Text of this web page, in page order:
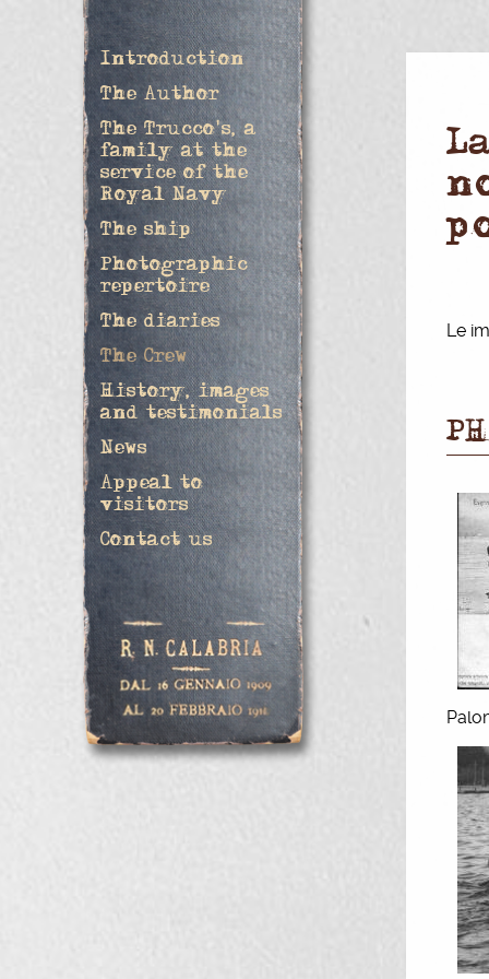
Introduction
The Author
The Trucco's, a
family at the
service of the
Royal Navy
The ship
Photographic
repertoire
The diaries
The Crew
History, images
and testimonials
News
Appeal to
visitors
Contact us
Le